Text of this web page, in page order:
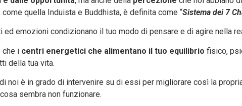
quella Induista e Buddhista, è definita come “Sistema dei 7
emozioni condizionano il tuo modo di pensare e di agire nella
che i centri energetici che alimentano il tuo equilibrio fisico,
della tua vita.
noi è in grado di intervenire su di essi per migliorare così la
sembra non funzionare.